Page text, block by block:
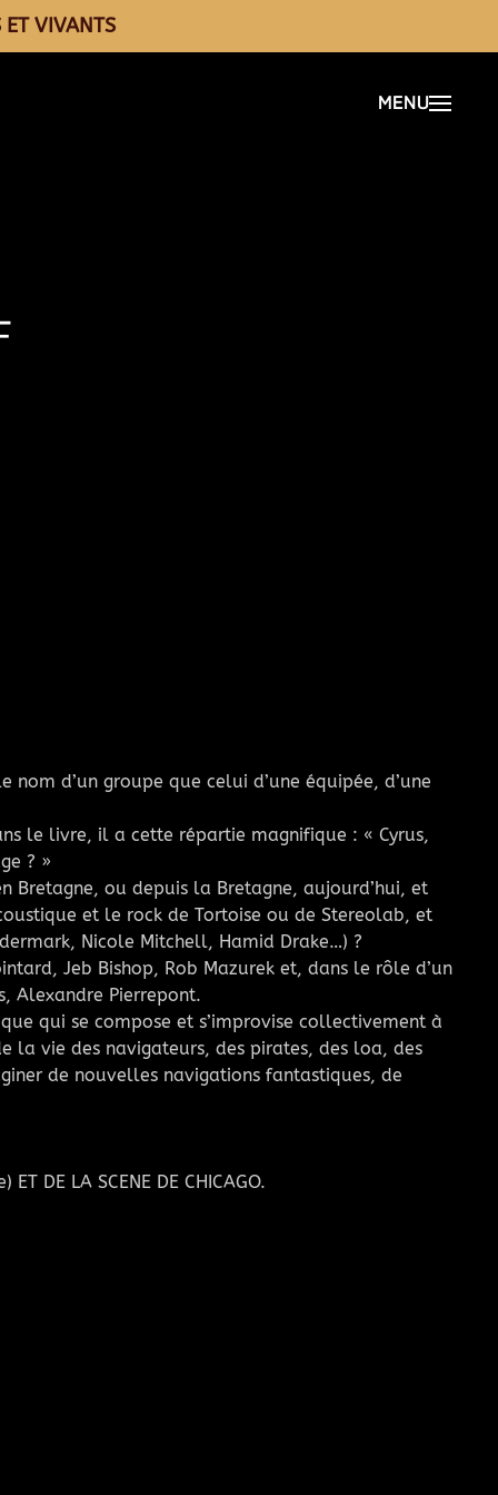
ET VIVANTS
d’un groupe que celui d’une équipée, d’une
le livre, il a cette répartie magnifique : « Cyrus,
? »
Bretagne, ou depuis la Bretagne, aujourd’hui, et
et le rock de Tortoise ou de Stereolab, et
Nicole Mitchell, Hamid Drake…) ?
Jeb Bishop, Rob Mazurek et, dans le rôle d’un
Alexandre Pierrepont.
qui se compose et s’improvise collectivement à
la vie des navigateurs, des pirates, des loa, des
de nouvelles navigations fantastiques, de
ET DE LA SCENE DE CHICAGO.